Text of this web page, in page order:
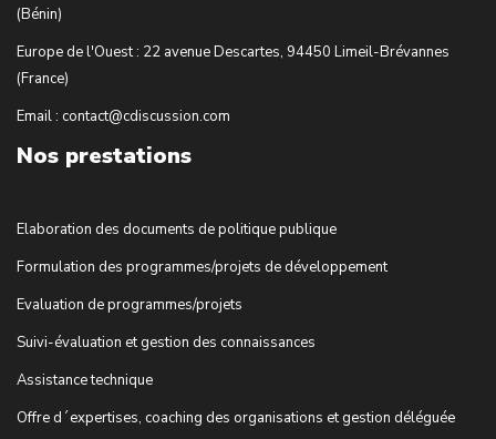
(Bénin)
Europe de l'Ouest : 22 avenue Descartes, 94450 Limeil-Brévannes
(France)
Email : contact@cdiscussion.com
Nos prestations
Elaboration des documents de politique publique
Formulation des programmes/projets de développement
Evaluation de programmes/projets
Suivi-évaluation et gestion des connaissances
Assistance technique
Offre d´expertises, coaching des organisations et gestion déléguée